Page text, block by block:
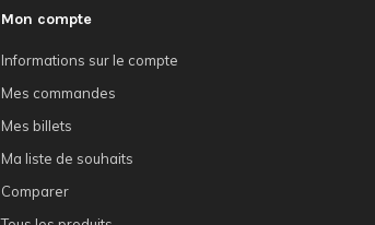
Mon compte
Informations sur le compte
Mes commandes
Mes billets
Ma liste de souhaits
Comparer